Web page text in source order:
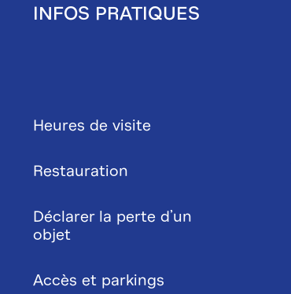
INFOS PRATIQUES
Heures de visite
Restauration
Déclarer la perte d’un
objet
Accès et parkings